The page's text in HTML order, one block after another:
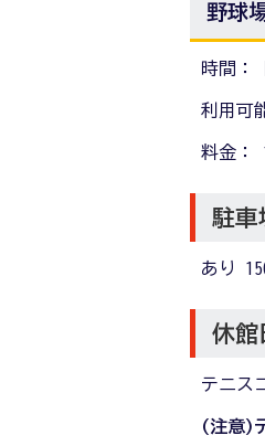
野球
時間：
利用可
料金：
駐車
あり
休館
テニス
(注意)